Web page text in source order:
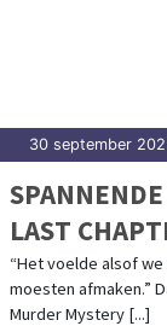
30 september
LAST
LOCATIE
“Het voelde alsof
moesten afmaken.”
Murder Mystery [...]